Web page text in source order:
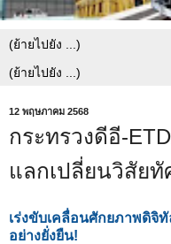
12 พฤษภาคม 2568
กระทรวงดีอี-
แลกเปลี่ยนวิสัย
เร่งขับเคลื่อนศักยภาพดิจิ
อย่างยั่งยืน!